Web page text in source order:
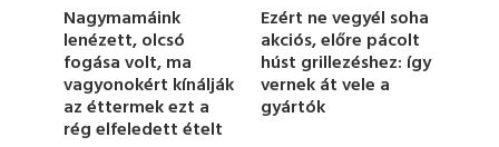
m
i
n
u
e
,
Nagymamáink
lenézett, olcsó
fogása volt, ma
vagyonokért kínálják
az éttermek ezt a
rég elfeledett ételt
Ezért ne vegyél soha
akciós, előre pácolt
húst grillezéshez: így
vernek át vele a
gyártók